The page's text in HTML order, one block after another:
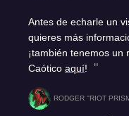
Antes de echarle un
quieres más
¡también tenemos un
Caótico aquí!
RODGER ''RIOT